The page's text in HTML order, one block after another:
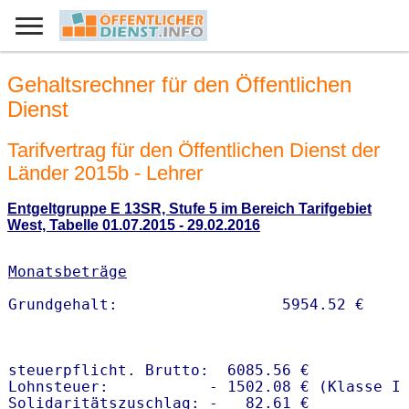
Gehaltsrechner für den Öffentlichen
Dienst
Tarifvertrag für den Öffentlichen Dienst der
Länder 2015b - Lehrer
Entgeltgruppe E 13SR, Stufe 5 im Bereich Tarifgebiet
West, Tabelle 01.07.2015 - 29.02.2016
Monatsbeträge
steuerpflicht. Brutto:  6085.56 €
Lohnsteuer:           - 1502.08 € (Klasse I)
Solidaritätszuschlag: -   82.61 €